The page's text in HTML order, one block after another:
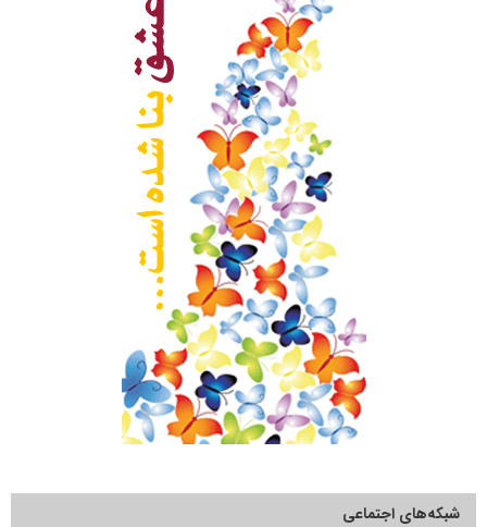
شبکه‌های اجتماعی